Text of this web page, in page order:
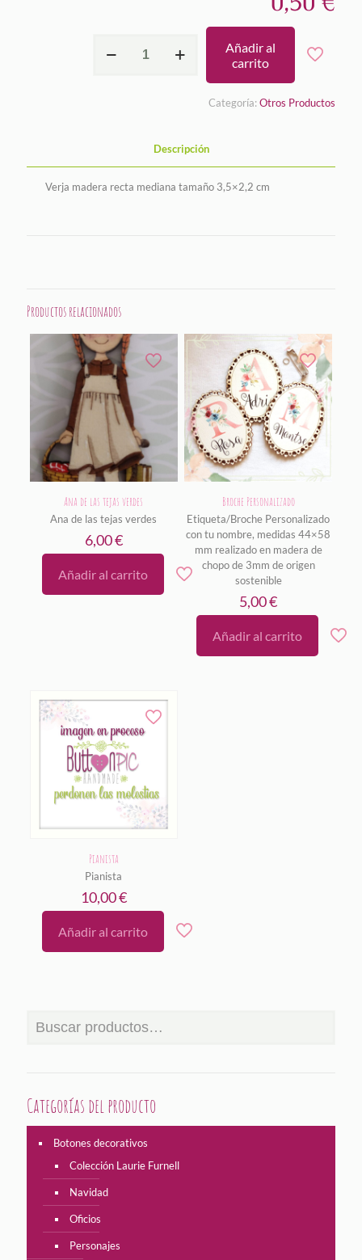
madera
Añadir al
carrito
Categoría:Otros Productos
Descripción
Verja madera recta mediana tamaño 3,5×2,2 cm
Productos relacionados
Ana de las tejas verdes
Ana de las tejas verdes
6,00€
Añadir al carrito
Broche Personalizado
Etiqueta/Broche Personalizado
con tu nombre, medidas 44×58
mm realizado en madera de
chopo de 3mm de origen
sostenible
5,00€
Añadir al carrito
Pianista
Pianista
10,00€
Añadir al carrito
Categorías del producto
Botones decorativos
Colección Laurie Furnell
Navidad
Oficios
Personajes